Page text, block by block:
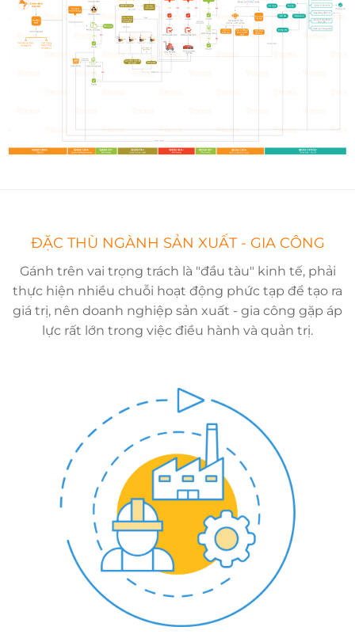
ĐẶC THÙ NGÀNH SẢN XUẤT - GIA CÔNG
Gánh trên vai trọng trách là "đầu tàu" kinh tế, phải
thực hiện nhiều chuỗi hoạt động phức tạp để tạo ra
giá trị, nên doanh nghiệp sản xuất - gia công gặp áp
lực rất lớn trong việc điều hành và quản trị.